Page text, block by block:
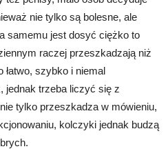
nie tylko są bolesne, ale
samemu jest dosyć ciężko to
raczej przeszkadzają niż
łatwo, szybko i niemal
jednak trzeba liczyć się z
tylko przeszkadza w mówieniu,
kolczyki jednak budzą